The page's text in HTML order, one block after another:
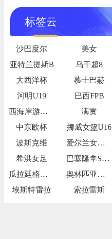
标签云
沙巴度尔 美女
亚特兰提斯B
乌干超8
大西洋杯
慕士巴赫
河明U19
巴西FPB
西海岸游骑兵女足
满贯
中东欧杯
挪威女篮U16
波斯克维
爱尔兰女篮U16
希洪女足
巴塞隆拿SP青年队
瓜拉廷格塔U20
奥林匹亚青年队
埃斯特雷拉
索拉雷斯